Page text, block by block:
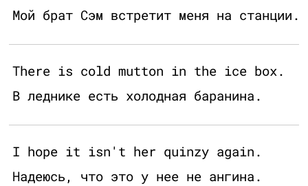
Мой брат Сэм встретит меня на станции.
There is cold mutton in the ice box.
В леднике есть холодная баранина.
I hope it isn't her quinzy again.
Надеюсь, что это у нее не ангина.